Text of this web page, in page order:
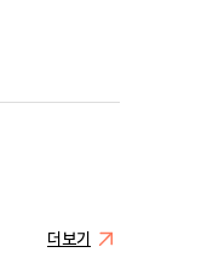
더보기